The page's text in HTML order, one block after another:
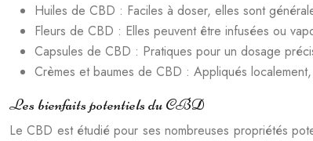
Huiles de CBD : Faciles à doser, elles sont
Fleurs de CBD : Elles peuvent être infusées ou
Capsules de CBD : Pratiques pour un dosage
Crèmes et baumes de CBD : Appliqués
Les bienfaits potentiels du CBD
Le CBD est étudié pour ses nombreuses propriétés